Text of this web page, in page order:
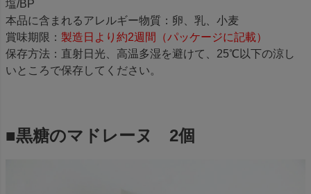
塩/BP
本品に含まれるアレルギー物質：卵、乳、小麦
賞味期限： 製造日より約2週間（パッケージに記載）
保存方法：直射日光、高温多湿を避けて、25℃以下の涼し
いところで保存してください。
■黒糖のマドレーヌ 2個